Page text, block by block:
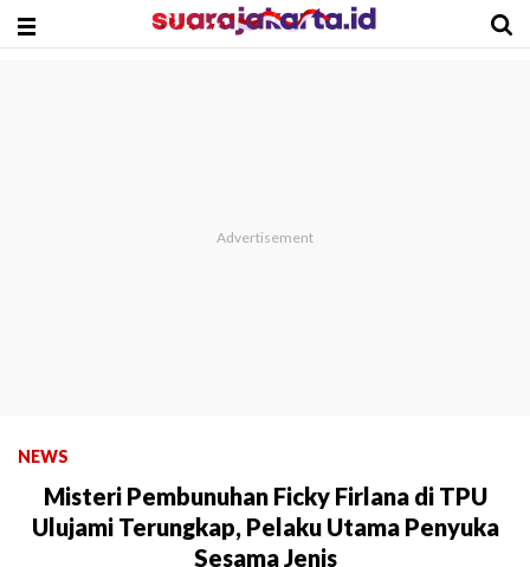
NEWS
Misteri Pembunuhan Ficky Firlana di TPU
Ulujami Terungkap, Pelaku Utama Penyuka
Sesama Jenis